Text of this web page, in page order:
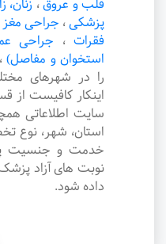
قلب و عروق، زنان،
پزشکی، جراحی
فقرات ، جراحی
استخوان و مفاصل) ،
را در شهرهای
اینکار کافیست از
سایت اطلاعاتی
استان، شهر، نوع
خدمت و جنسیت
نوبت های آزاد
داده شود.